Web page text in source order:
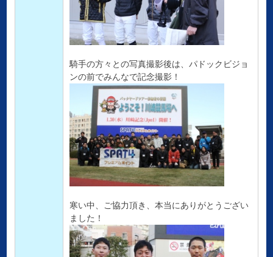
騎手の方々との写真撮影後は、パドックビジョ
ンの前でみんなで記念撮影！
寒い中、ご協力頂き、本当にありがとうござい
ました！